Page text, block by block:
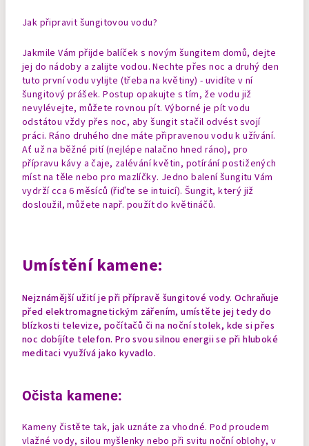
Jak připravit šungitovou vodu?
Jakmile Vám přijde balíček s novým šungitem domů, dejte
jej do nádoby a zalijte vodou. Nechte přes noc a druhý den
tuto první vodu vylijte (třeba na květiny) - uvidíte v ní
šungitový prášek. Postup opakujte s tím, že vodu již
nevylévejte, můžete rovnou pít. Výborné je pít vodu
odstátou vždy přes noc, aby šungit stačil odvést svojí
práci. Ráno druhého dne máte připravenou vodu k užívání.
Ať už na běžné pití (nejlépe nalačno hned ráno), pro
přípravu kávy a čaje, zalévání květin, potírání postižených
míst na těle nebo pro mazlíčky. Jedno balení šungitu Vám
vydrží cca 6 měsíců (řiďte se intuicí). Šungit, který již
dosloužil, můžete např. použít do květináčů.
Umístění kamene:
Nejznámější užití je při přípravě šungitové vody. Ochraňuje
před elektromagnetickým zářením, umístěte jej tedy do
blízkosti televize, počítačů či na noční stolek, kde si přes
noc dobíjíte telefon. Pro svou silnou energii se při hluboké
meditaci využívá jako kyvadlo.
Očista kamene:
Kameny čistěte tak, jak uznáte za vhodné. Pod proudem
vlažné vody, silou myšlenky nebo při svitu noční oblohy, v